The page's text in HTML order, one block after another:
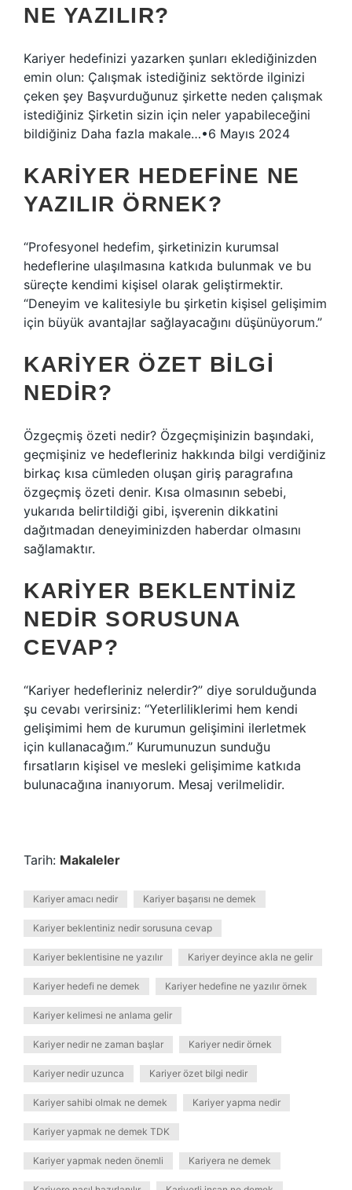
NE YAZILIR?
Kariyer hedefinizi yazarken şunları eklediğinizden
emin olun: Çalışmak istediğiniz sektörde ilginizi
çeken şey Başvurduğunuz şirkette neden çalışmak
istediğiniz Şirketin sizin için neler yapabileceğini
bildiğiniz Daha fazla makale…•6 Mayıs 2024
KARIYER HEDEFINE NE
YAZILIR ÖRNEK?
“Profesyonel hedefim, şirketinizin kurumsal
hedeflerine ulaşılmasına katkıda bulunmak ve bu
süreçte kendimi kişisel olarak geliştirmektir.
“Deneyim ve kalitesiyle bu şirketin kişisel gelişimim
için büyük avantajlar sağlayacağını düşünüyorum.”
KARIYER ÖZET BILGI
NEDIR?
Özgeçmiş özeti nedir? Özgeçmişinizin başındaki,
geçmişiniz ve hedefleriniz hakkında bilgi verdiğiniz
birkaç kısa cümleden oluşan giriş paragrafına
özgeçmiş özeti denir. Kısa olmasının sebebi,
yukarıda belirtildiği gibi, işverenin dikkatini
dağıtmadan deneyiminizden haberdar olmasını
sağlamaktır.
KARIYER BEKLENTINIZ
NEDIR SORUSUNA
CEVAP?
“Kariyer hedefleriniz nelerdir?” diye sorulduğunda
şu cevabı verirsiniz: “Yeterliliklerimi hem kendi
gelişimimi hem de kurumun gelişimini ilerletmek
için kullanacağım.” Kurumunuzun sunduğu
fırsatların kişisel ve mesleki gelişimime katkıda
bulunacağına inanıyorum. Mesaj verilmelidir.
Tarih: Makaleler
Kariyer amacı nedir Kariyer başarısı ne demek
Kariyer beklentiniz nedir sorusuna cevap
Kariyer beklentisine ne yazılır Kariyer deyince akla ne gelir
Kariyer hedefi ne demek Kariyer hedefine ne yazılır örnek
Kariyer kelimesi ne anlama gelir
Kariyer nedir ne zaman başlar Kariyer nedir örnek
Kariyer nedir uzunca Kariyer özet bilgi nedir
Kariyer sahibi olmak ne demek Kariyer yapma nedir
Kariyer yapmak ne demek TDK
Kariyer yapmak neden önemli Kariyera ne demek